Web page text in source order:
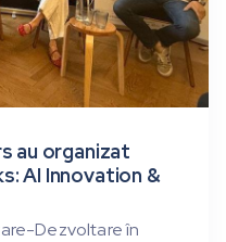
au organizat
AI Innovation &
Dezvoltare în